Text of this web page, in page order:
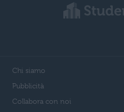
Chi siamo
Pubblicità
Collabora con noi